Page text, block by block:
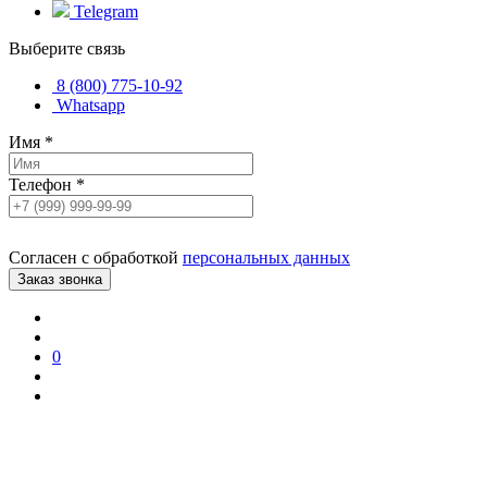
Telegram
Выберите связь
8 (800) 775-10-92
Whatsapp
Имя *
Телефон *
Согласен с обработкой персональных данных
0